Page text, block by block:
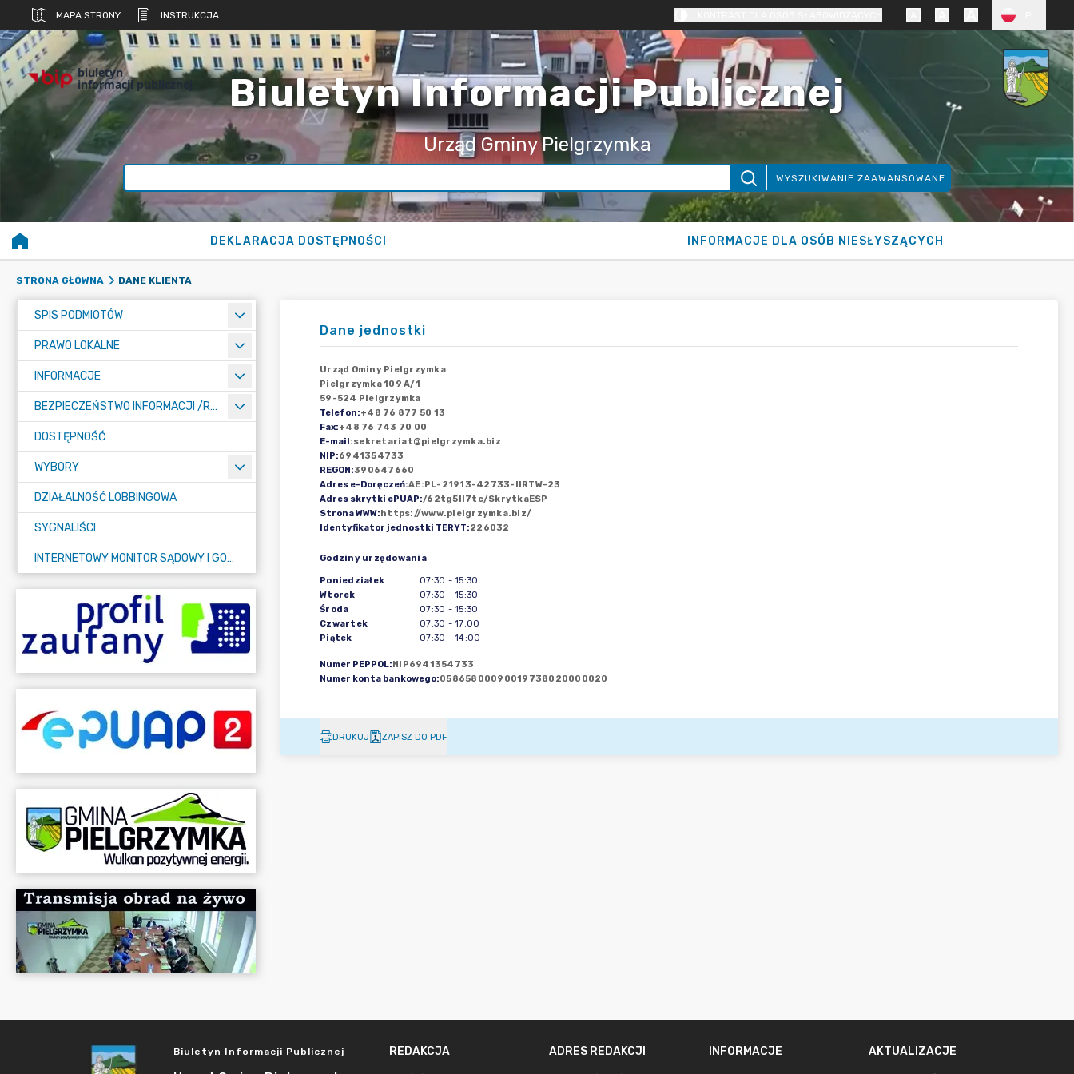
MAPA STRONY INSTRUKCJA
biuletyn
informacji publicznej Biuletyn Informacji Publicznej
Urząd Gminy Pielgrzymka
WYSZUKIWANIE ZAAWANSOWANE
DEKLARACJA DOSTĘPNOŚCI INFORMACJE DLA OSÓB NIESŁYSZĄCYCH
STRONA GŁÓWNA DANE KLIENTA
SPIS PODMIOTÓW
PRAWO LOKALNE
INFORMACJE
BEZPIECZEŃSTWO INFORMACJI /RODO/
DOSTĘPNOŚĆ
WYBORY
DZIAŁALNOŚĆ LOBBINGOWA
SYGNALIŚCI
INTERNETOWY MONITOR SĄDOWY I GOSPODARCZY
Dane jednostki
Urząd Gminy Pielgrzymka
Pielgrzymka 109 A/1
59-524 Pielgrzymka
Telefon:+48 76 877 50 13
Fax:+48 76 743 70 00
E-mail:sekretariat@pielgrzymka.biz
NIP:6941354733
REGON:390647660
Adres e-Doręczeń:AE:PL-21913-42733-IIRTW-23
Adres skrytki ePUAP:/62tg5ll7tc/SkrytkaESP
Strona WWW:https://www.pielgrzymka.biz/
Identyfikator jednostki TERYT:226032
Godziny urzędowania
Poniedziałek 07:30 - 15:30
Wtorek
07:30 - 15:30
Środa
07:30 - 15:30
Czwartek
07:30 - 17:00
Piątek
07:30 - 14:00
Numer PEPPOL:NIP6941354733
Numer konta bankowego:05865800090019738020000020
DRUKUJ ZAPISZ DO PDF
Biuletyn Informacji Publicznej REDAKCJA ADRES REDAKCJI INFORMACJE AKTUALIZACJE